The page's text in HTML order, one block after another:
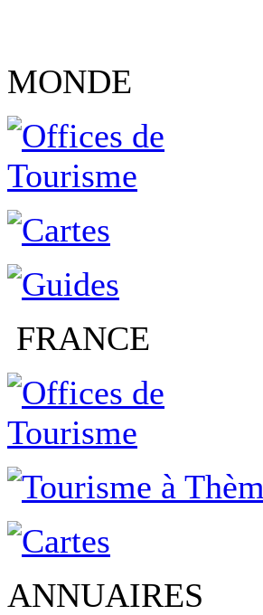
MONDE
FRANCE
ANNUAIRES